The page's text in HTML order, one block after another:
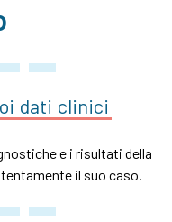
dati clinici
e i risultati della
il suo caso.